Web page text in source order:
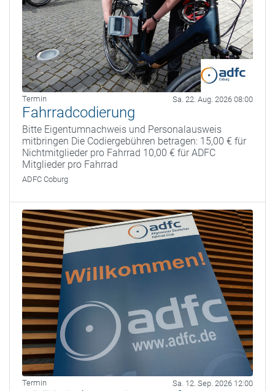
Termin Sa. 22. Aug. 2026 08:00
Fahrradcodierung
Bitte Eigentumnachweis und Personalausweis
mitbringen Die Codiergebühren betragen: 15,00 € für
Nichtmitglieder pro Fahrrad 10,00 € für ADFC
Mitglieder pro Fahrrad
ADFC Coburg
Termin Sa. 12. Sep. 2026 12:00